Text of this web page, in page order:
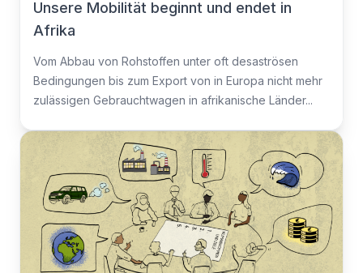
Unsere Mobilität beginnt und endet in
Afrika
Vom Abbau von Rohstoffen unter oft desaströsen
Bedingungen bis zum Export von in Europa nicht mehr
zulässigen Gebrauchtwagen in afrikanische Länder...